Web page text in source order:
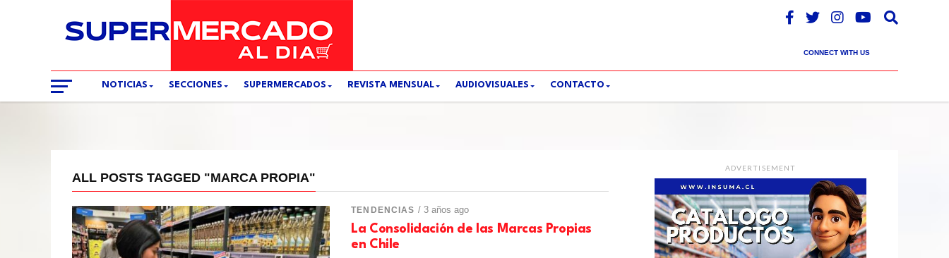
CONNECT WITH US
NOTICIAS SECCIONES SUPERMERCADOS REVISTA MENSUAL AUDIOVISUALES CONTACTO
ALL POSTS TAGGED "MARCA PROPIA"
TENDENCIAS / 3 años ago
La Consolidación de las Marcas Propias
en Chile
ADVERTISEMENT